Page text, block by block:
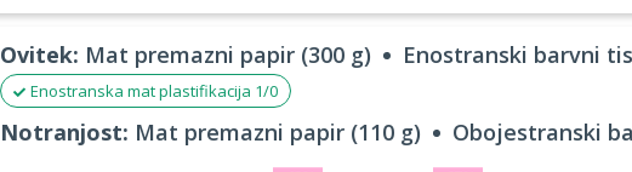
Ovitek: Mat premazni papir (300 g) Enostranski barvni
Enostranska mat plastifikacija 1/0
Notranjost: Mat premazni papir (110 g) Obojestranski